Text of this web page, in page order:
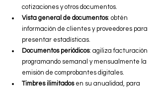
cotizaciones y otros documentos.
Vista general de documentos: obtén
información de clientes y proveedores para
presentar estadísticas.
Documentos periódicos: agiliza facturación
programando semanal y mensualmente la
emisión de comprobantes digitales.
Timbres ilimitados en su anualidad, para